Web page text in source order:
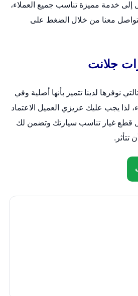
خدمة مميزة تناسب جميع العملاء،
معنا من خلال الضغط على
جلانت
نوفرها لدينا تتميز بأنها أصلية وفي
لذا يجب عليك عزيزي العميل الاعتماد
قطع غيار تناسب سيارتك وتضمن لك
تتأثر.